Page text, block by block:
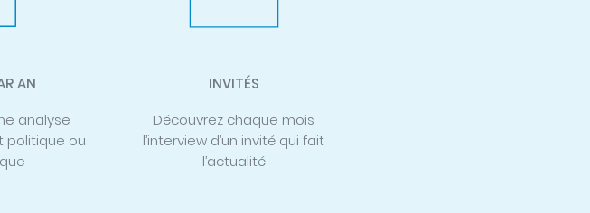
AN
analyse
politique ou
INVITÉS
Découvrez chaque mois
l’interview d’un invité qui fait
l’actualité